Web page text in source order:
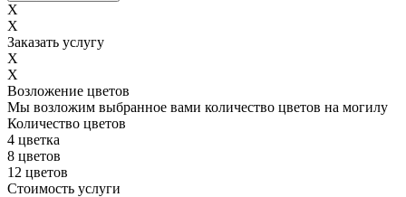
X
X
Заказать услугу
X
X
Возложение цветов
Мы возложим выбранное вами количество цветов на могилу
Количество цветов
4 цветка
8 цветов
12 цветов
Стоимость услуги